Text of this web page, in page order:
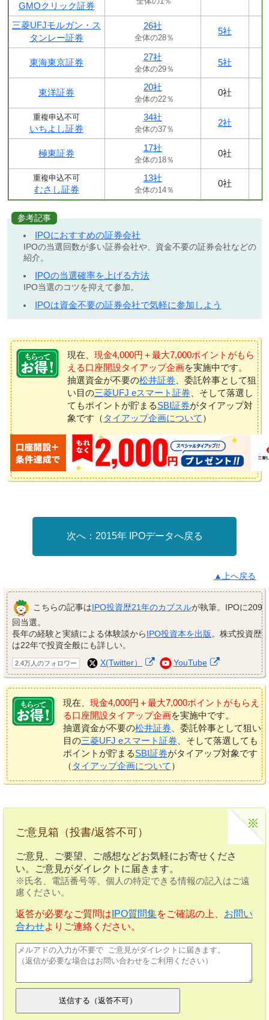
GMOクリック証券
三菱UFJモルガン・ス
タンレー証券
26社
全体の28％
5社
東海東京証券
27社
全体の29％
5社
東洋証券
20社
全体の22％
0社
重複申込不可
いちよし証券
34社
全体の37％
2社
極東証券
17社
全体の18％
0社
重複申込不可
むさし証券
13社
全体の14％
0社
参考記事
IPOにおすすめの証券会社
IPOの当選回数が多い証券会社や、資金不要の証券会社などの
紹介。
IPOの当選確率を上げる方法
IPO当選のコツを抑えて参加。
IPOは資金不要の証券会社で気軽に参加しよう
現在、 現金4,000円＋最大7,000ポイントがもら
える口座開設タイアップ企画を実施中です。
抽選資金が不要の松井証券 、委託幹事として狙
い目の三菱UFJ eスマート証券 、そして落選し
てもポイントが貯まるSBI証券がタイアップ対
象です（ タイアップ企画について ）
2015年 IPOデータへ戻る
▲上へ戻る
こちらの記事はIPO投資歴21年のカブスルが執筆。IPOに209
回当選。
長年の経験と実績による体験談からIPO投資本を出版。株式投資歴
は22年で投資全般にも詳しい。
2.4万人のフォロワー X(Twitter） YouTube
現在、 現金4,000円＋最大7,000ポイントがもらえ
る口座開設タイアップ企画を実施中です。
抽選資金が不要の松井証券 、委託幹事として狙い
目の三菱UFJ eスマート証券 、そして落選しても
ポイントが貯まるSBI証券がタイアップ対象です
（ タイアップ企画について ）
ご意見箱（投書/返答不可）
ご意見、ご要望、ご感想などお気軽にお寄せくださ
い。ご意見がダイレクトに届きます。
※氏名、電話番号等、個人の特定できる情報の記入はご遠
慮ください。
返答が必要なご質問は IPO質問集をご確認の上、 お問い
合わせよりご連絡ください。